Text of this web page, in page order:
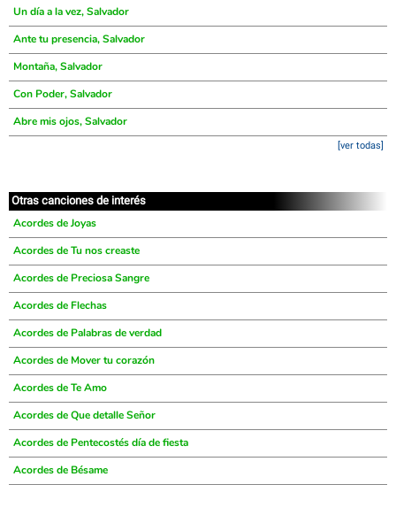
Un día a la vez, Salvador
Ante tu presencia, Salvador
Montaña, Salvador
Con Poder, Salvador
Abre mis ojos, Salvador
[ver todas]
Otras canciones de interés
Acordes de Joyas
Acordes de Tu nos creaste
Acordes de Preciosa Sangre
Acordes de Flechas
Acordes de Palabras de verdad
Acordes de Mover tu corazón
Acordes de Te Amo
Acordes de Que detalle Señor
Acordes de Pentecostés día de fiesta
Acordes de Bésame